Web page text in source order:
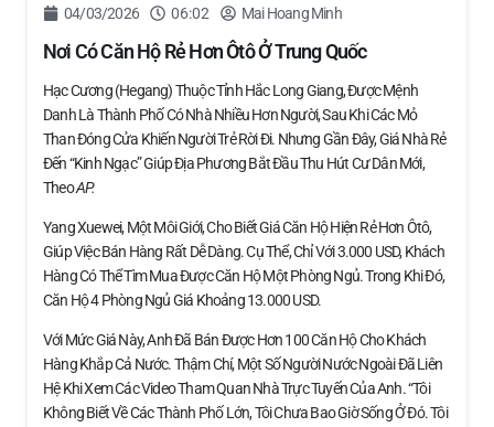
04/03/2026 06:02 Mai Hoang Minh
Nơi Có Căn Hộ Rẻ Hơn Ôtô Ở Trung Quốc
Hạc Cương (Hegang) Thuộc Tỉnh Hắc Long Giang, Được Mệnh
Danh Là Thành Phố Có Nhà Nhiều Hơn Người, Sau Khi Các Mỏ
Than Đóng Cửa Khiến Người Trẻ Rời Đi. Nhưng Gần Đây, Giá Nhà Rẻ
Đến “kinh Ngạc” Giúp Địa Phương Bắt Đầu Thu Hút Cư Dân Mới,
TheoAP.
Yang Xuewei, Một Môi Giới, Cho Biết Giá Căn Hộ Hiện Rẻ Hơn Ôtô,
Giúp Việc Bán Hàng Rất Dễ Dàng. Cụ Thể, Chỉ Với 3.000 USD, Khách
Hàng Có Thể Tìm Mua Được Căn Hộ Một Phòng Ngủ. Trong Khi Đó,
Căn Hộ 4 Phòng Ngủ Giá Khoảng 13.000 USD.
Với Mức Giá Này, Anh Đã Bán Được Hơn 100 Căn Hộ Cho Khách
Hàng Khắp Cả Nước. Thậm Chí, Một Số Người Nước Ngoài Đã Liên
Hệ Khi Xem Các Video Tham Quan Nhà Trực Tuyến Của Anh. “Tôi
Không Biết Về Các Thành Phố Lớn, Tôi Chưa Bao Giờ Sống Ở Đó. Tôi